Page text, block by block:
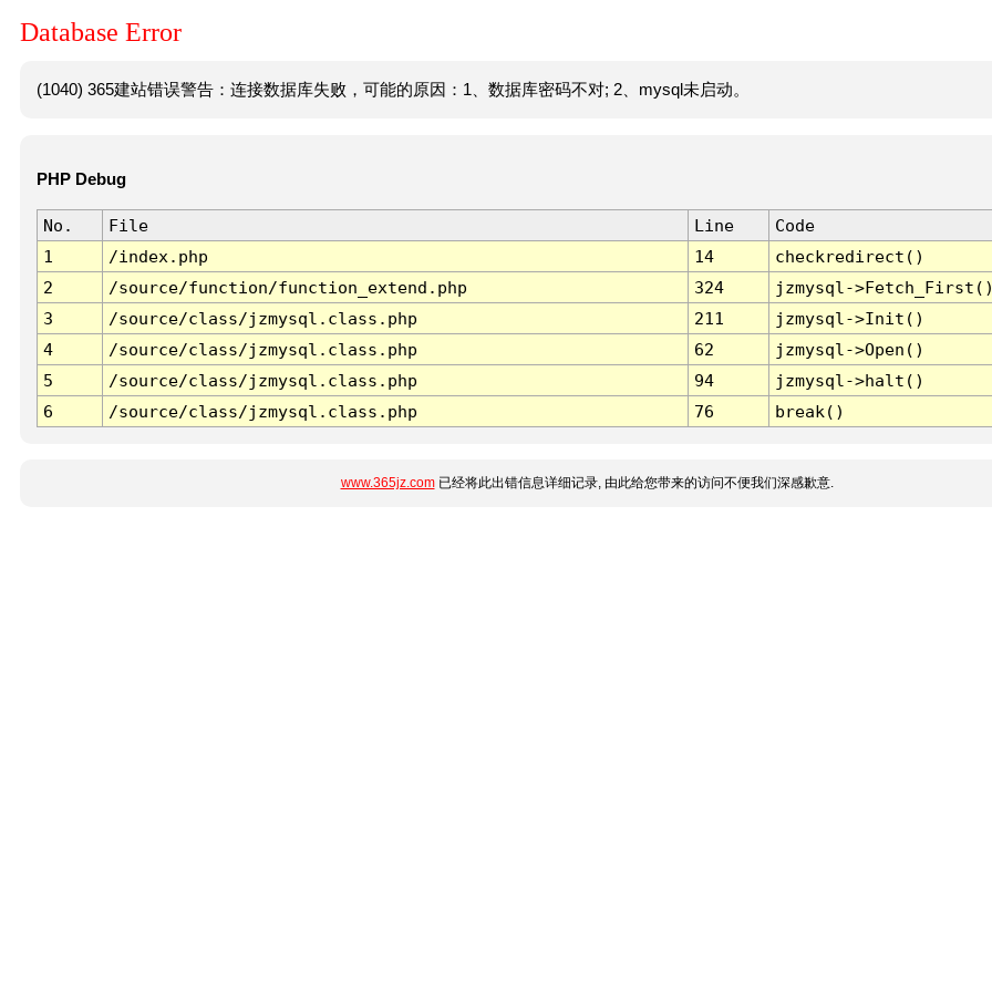
Database Error
(1040) 365建站错误警告：连接数据库失败，可能的原因：1、数据库密码不对; 2、mysql未启动。
PHP Debug
No. File Line
Code
1
/index.php 14
checkredirect()
2
/source/function/function_extend.php 324
jzmysql-
3
/source/class/jzmysql.class.php 211
jzmysql->Init()
4
/source/class/jzmysql.class.php 62
jzmysql->Open()
5
/source/class/jzmysql.class.php 94
jzmysql->halt()
6
/source/class/jzmysql.class.php 76 break()
www.365jz.com已经将此出错信息详细记录, 由此给您带来的访问不便我们深感歉意.